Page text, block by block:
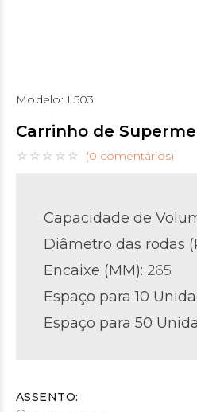
Modelo: L503
Carrinho de
(0 comentários)
Capacidade de
Diâmetro das rodas
Encaixe (MM): 265
Espaço para 10
Espaço para 50
ASSENTO: